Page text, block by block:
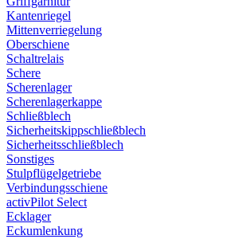
Kantenriegel
Mittenverriegelung
Oberschiene
Schaltrelais
Schere
Scherenlager
Scherenlagerkappe
Schließblech
Sicherheitskippschließblech
Sicherheitsschließblech
Sonstiges
Stulpflügelgetriebe
Verbindungsschiene
activPilot Select
Ecklager
Eckumlenkung